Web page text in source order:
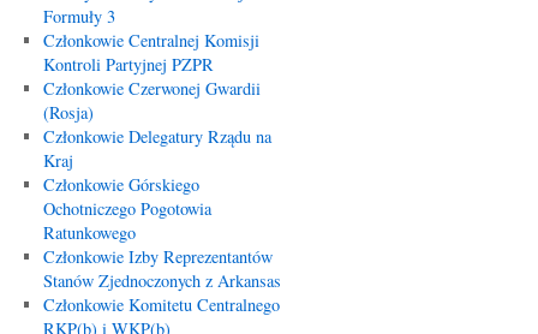
Formuły 3
Członkowie Centralnej Komisji
Kontroli Partyjnej PZPR
Członkowie Czerwonej Gwardii
(Rosja)
Członkowie Delegatury Rządu na
Kraj
Członkowie Górskiego
Ochotniczego Pogotowia
Ratunkowego
Członkowie Izby Reprezentantów
Stanów Zjednoczonych z Arkansas
Członkowie Komitetu Centralnego
RKP(b) i WKP(b)